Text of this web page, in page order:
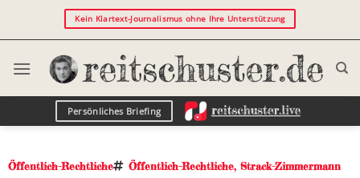
Kein Klartext-Journalismus ohne Ihre Unterstützung
Persönliches Briefing
Öffentlich-Rechtliche Öffentlich-Rechtliche, Strack-Zimmermann